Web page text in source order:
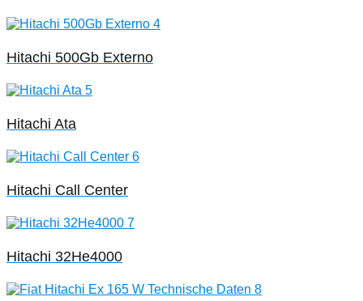
Hitachi 500Gb Externo
Hitachi Ata
Hitachi Call Center
Hitachi 32He4000